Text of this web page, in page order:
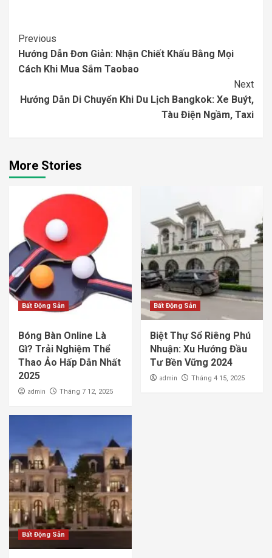
Continue
Reading
Previous
Hướng Dẫn Đơn Giản: Nhận Chiết Khấu Bằng Mọi
Cách Khi Mua Sắm Taobao
Next
Hướng Dẫn Di Chuyển Khi Du Lịch Bangkok: Xe Buýt,
Tàu Điện Ngầm, Taxi
More Stories
Bất Động Sản
Bóng Bàn Online Là
Gì? Trải Nghiệm Thể
Thao Ảo Hấp Dẫn Nhất
2025
admin Tháng 7 12, 2025
Bất Động Sản
Biệt Thự Sổ Riêng Phú
Nhuận: Xu Hướng Đầu
Tư Bền Vững 2024
admin Tháng 4 15, 2025
Bất Động Sản